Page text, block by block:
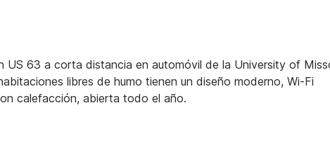
US 63 a corta distancia en automóvil de la University of
libres de humo tienen un diseño moderno, Wi-Fi
calefacción, abierta todo el año.